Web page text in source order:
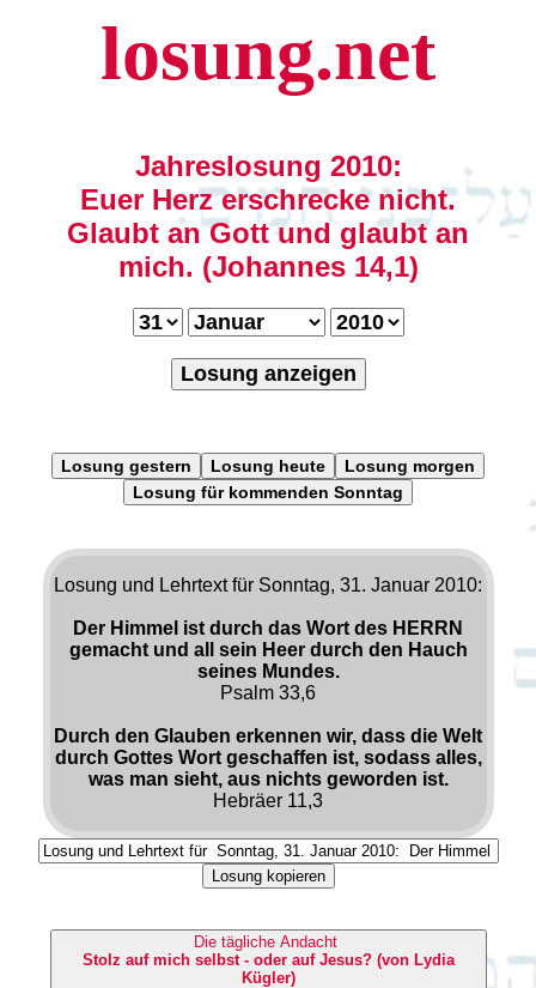
losung.net
Jahreslosung 2010:
Euer Herz erschrecke nicht.
Glaubt an Gott und glaubt an
mich. (Johannes 14,1)
Losung anzeigen
Losung gestern Losung heute
Losung morgen
Losung für kommenden Sonntag
Losung und Lehrtext für Sonntag, 31. Januar 2010:
Der Himmel ist durch das Wort des HERRN
gemacht und all sein Heer durch den Hauch
seines Mundes.
Psalm 33,6
Durch den Glauben erkennen wir, dass die Welt
durch Gottes Wort geschaffen ist, sodass alles,
was man sieht, aus nichts geworden ist.
Hebräer 11,3
Losung kopieren
Die tägliche Andacht
Stolz auf mich selbst - oder auf Jesus? (von Lydia
Kügler)